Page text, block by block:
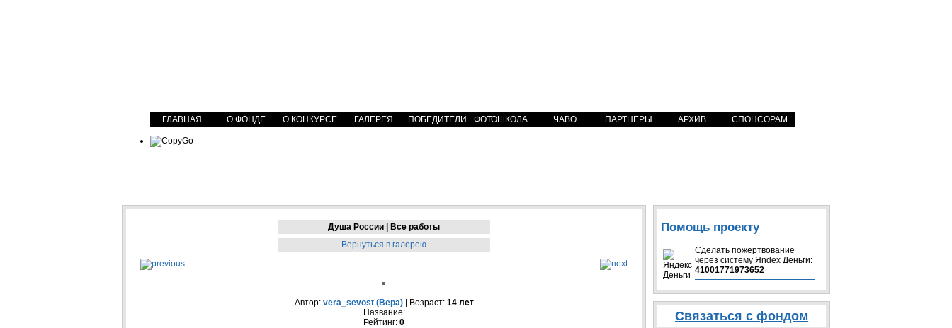
ГЛАВНАЯ О ФОНДЕ О КОНКУРСЕ ГАЛЕРЕЯ ПОБЕДИТЕЛИ ФОТОШКОЛА ЧАВО ПАРТНЕРЫ АРХИВ СПОНСОРАМ
Душа России | Все работы
Вернуться в галерею
Автор: vera_sevost (Вера)| Возраст: 14 лет
Название:
Рейтинг: 0
Помощь проекту
Сделать пожертвование
через систeму Яndex Деньги:
41001771973652
Связаться с фондом